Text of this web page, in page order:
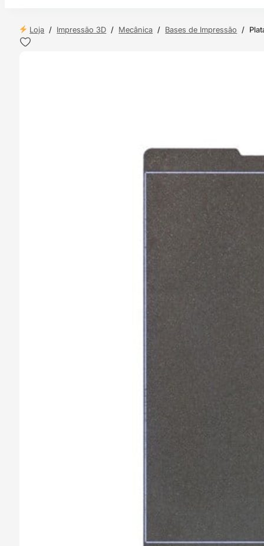
Loja / Impressão 3D / Mecânica / Bases de Impressão /